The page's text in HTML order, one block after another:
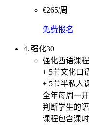
€265/周
免费报名
4. 强化30
强化西语课
+ 5节文化口
+ 5节半私人
全年每周一
判断学生的
课程包含课